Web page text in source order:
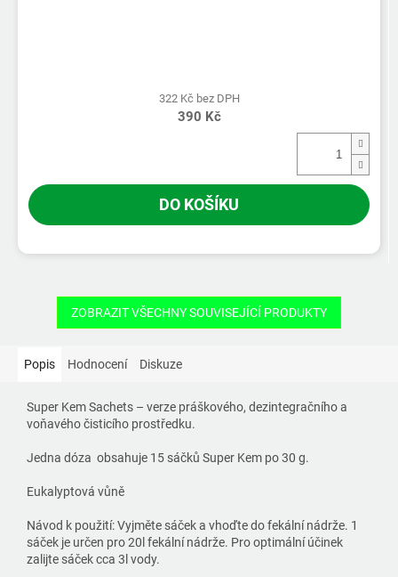
322 Kč bez DPH
390 Kč
DO KOŠÍKU
ZOBRAZIT VŠECHNY SOUVISEJÍCÍ PRODUKTY
Popis Hodnocení Diskuze
Super Kem Sachets – verze práškového, dezintegračního a
voňavého čisticího prostředku.
Jedna dóza obsahuje 15 sáčků Super Kem po 30 g.
Eukalyptová vůně
Návod k použití: Vyjměte sáček a vhoďte do fekální nádrže. 1
sáček je určen pro 20l fekální nádrže. Pro optimální účinek
zalijte sáček cca 3l vody.